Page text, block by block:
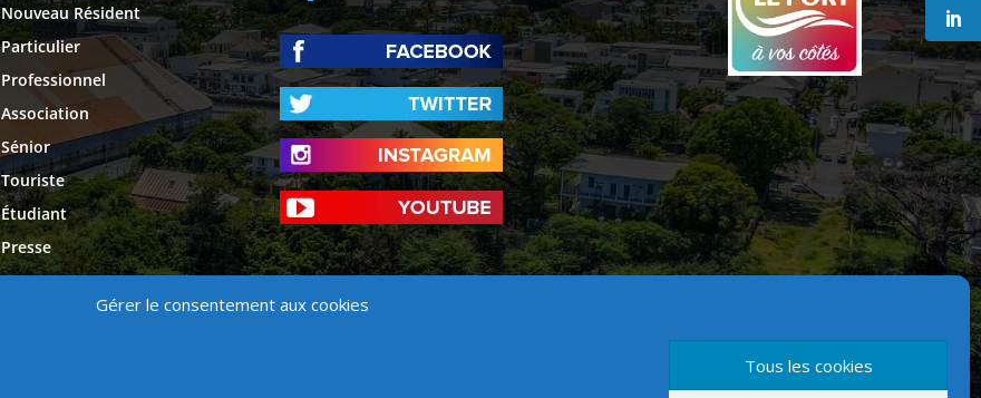
Gérer le consentement aux cookies
Tous les cookies
Nouveau Résident
Particulier
Professionnel
Association
Sénior
Touriste
Étudiant
Presse
Version mobile